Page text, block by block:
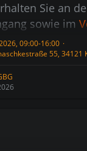
Sie an
sowie im
€, ermäßigt für
€
€ (gültig
09:00-16:00
55, 34121